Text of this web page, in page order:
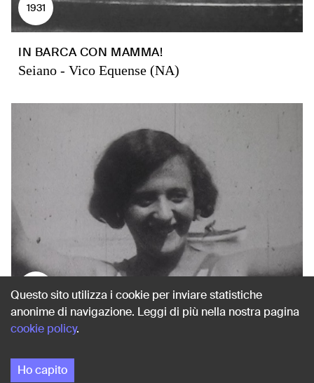
1931
IN BARCA CON MAMMA!
Seiano - Vico Equense (NA)
1931
RITRATTI FEMMINILI IN RIVA AL MARE
Questo sito utilizza i cookie per inviare statistiche
anonime di navigazione. Leggi di più nella nostra pagina
cookie policy.
Ho capito